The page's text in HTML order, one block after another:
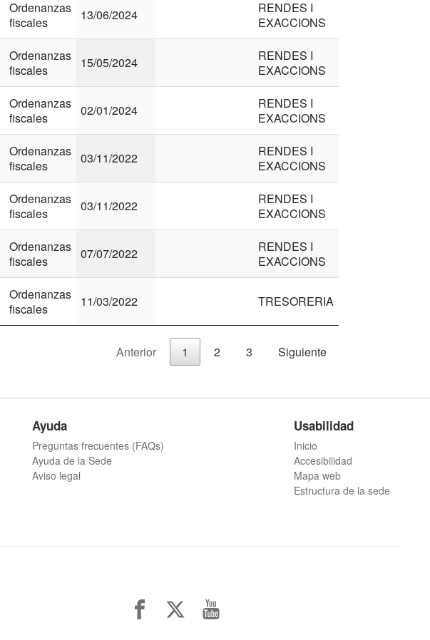
Ordenanzas
fiscales
13/06/2024
RENDES I
EXACCIONS
Ordenanzas
fiscales
15/05/2024
RENDES I
EXACCIONS
Ordenanzas
fiscales
02/01/2024
RENDES I
EXACCIONS
Ordenanzas
fiscales
03/11/2022
RENDES I
EXACCIONS
Ordenanzas
fiscales
03/11/2022
RENDES I
EXACCIONS
Ordenanzas
fiscales
07/07/2022
RENDES I
EXACCIONS
Ordenanzas
fiscales
11/03/2022 TRESORERIA
Anterior 1 2 3 Siguiente
Ayuda
Preguntas frecuentes (FAQs)
Ayuda de la Sede
Aviso legal
Usabilidad
Inicio
Accesibilidad
Mapa web
Estructura de la sede